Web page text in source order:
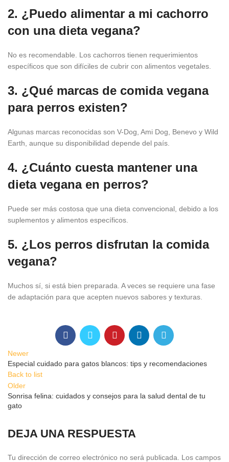
2. ¿Puedo alimentar a mi cachorro
con una dieta vegana?
No es recomendable. Los cachorros tienen requerimientos
específicos que son difíciles de cubrir con alimentos vegetales.
3. ¿Qué marcas de comida vegana
para perros existen?
Algunas marcas reconocidas son V-Dog, Ami Dog, Benevo y Wild
Earth, aunque su disponibilidad depende del país.
4. ¿Cuánto cuesta mantener una
dieta vegana en perros?
Puede ser más costosa que una dieta convencional, debido a los
suplementos y alimentos específicos.
5. ¿Los perros disfrutan la comida
vegana?
Muchos sí, si está bien preparada. A veces se requiere una fase
de adaptación para que acepten nuevos sabores y texturas.
Newer
Especial cuidado para gatos blancos: tips y recomendaciones
Back to list
Older
Sonrisa felina: cuidados y consejos para la salud dental de tu
gato
DEJA UNA RESPUESTA
Tu dirección de correo electrónico no será publicada.
Los campos